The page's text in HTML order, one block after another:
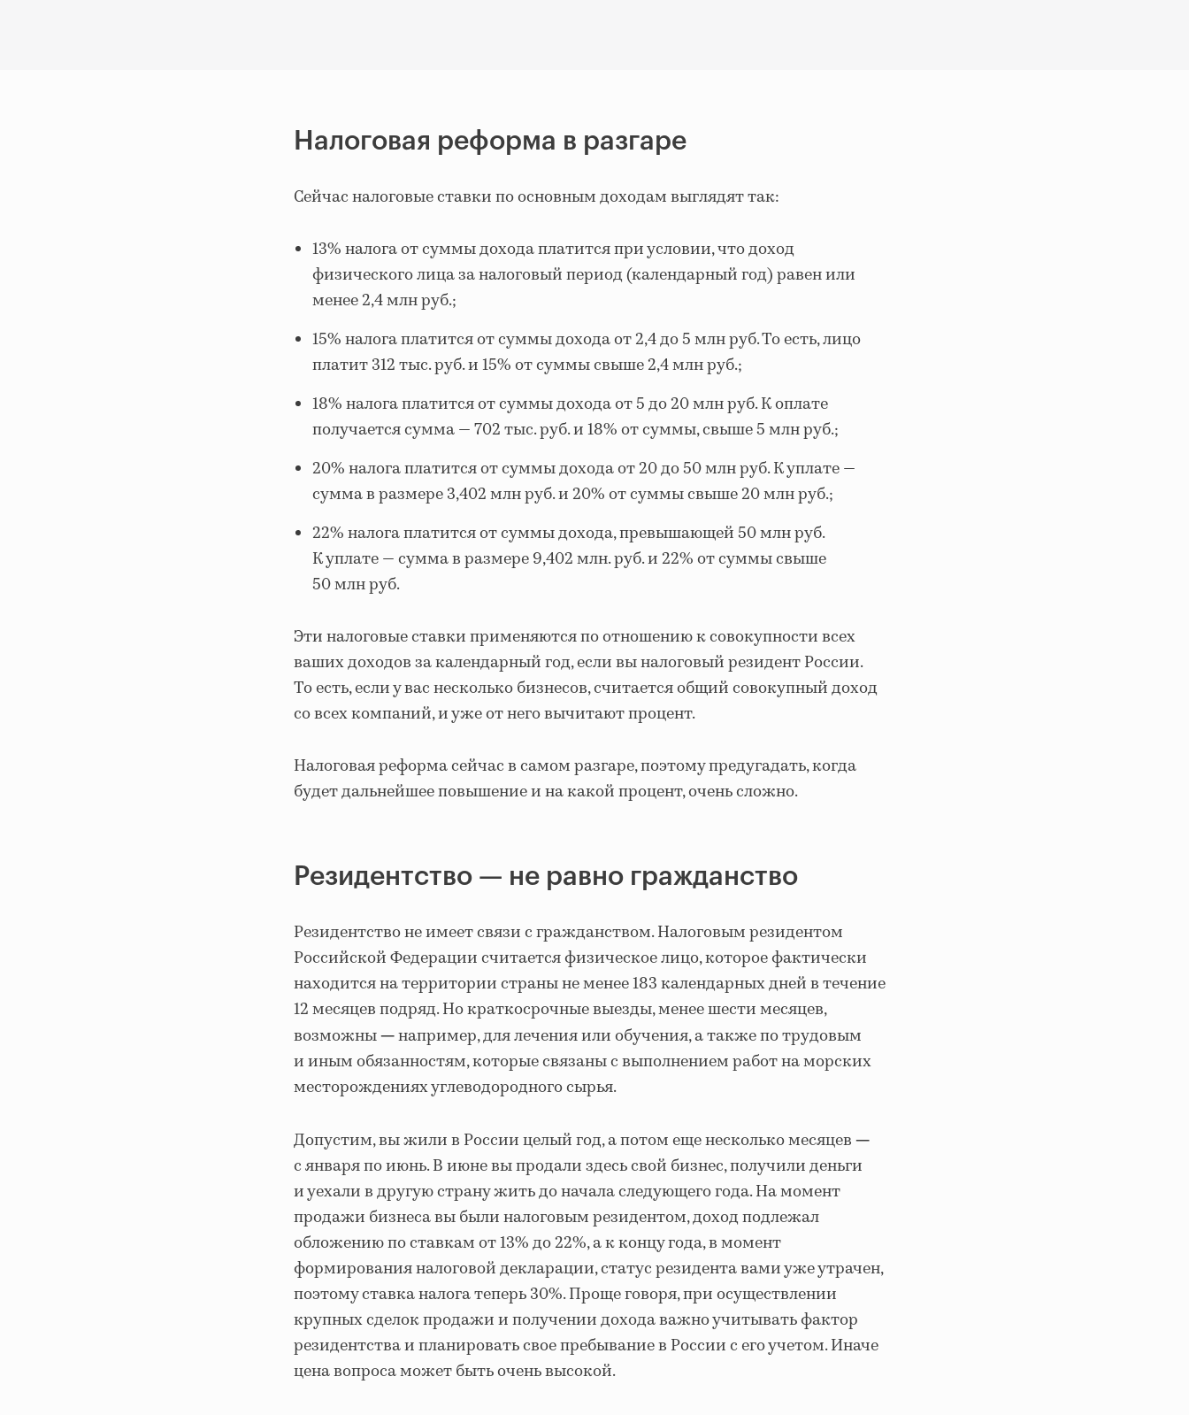
Налоговая реформа в разгаре
Сейчас налоговые ставки по основным доходам выглядят так:
13% налога от суммы дохода платится при условии, что доход
физического лица за налоговый период (календарный год) равен или
менее 2,4 млн руб.;
15% налога платится от суммы дохода от 2,4 до 5 млн руб. То есть, лицо
платит 312 тыс. руб. и 15% от суммы свыше 2,4 млн руб.;
18% налога платится от суммы дохода от 5 до 20 млн руб. К оплате
получается сумма — 702 тыс. руб. и 18% от суммы, свыше 5 млн руб.;
20% налога платится от суммы дохода от 20 до 50 млн руб. К уплате —
сумма в размере 3,402 млн руб. и 20% от суммы свыше 20 млн руб.;
22% налога платится от суммы дохода, превышающей 50 млн руб.
К уплате — сумма в размере 9,402 млн. руб. и 22% от суммы свыше
50 млн руб.
Эти налоговые ставки применяются по отношению к совокупности всех
ваших доходов за календарный год, если вы налоговый резидент России.
То есть, если у вас несколько бизнесов, считается общий совокупный доход
со всех компаний, и уже от него вычитают процент.
Налоговая реформа сейчас в самом разгаре, поэтому предугадать, когда
будет дальнейшее повышение и на какой процент, очень сложно.
Резидентство — не равно гражданство
Резидентство не имеет связи с гражданством. Налоговым резидентом
Российской Федерации считается физическое лицо, которое фактически
находится на территории страны не менее 183 календарных дней в течение
12 месяцев подряд. Но краткосрочные выезды, менее шести месяцев,
возможны — например, для лечения или обучения, а также по трудовым
и иным обязанностям, которые связаны с выполнением работ на морских
месторождениях углеводородного сырья.
Допустим, вы жили в России целый год, а потом еще несколько месяцев —
с января по июнь. В июне вы продали здесь свой бизнес, получили деньги
и уехали в другую страну жить до начала следующего года. На момент
продажи бизнеса вы были налоговым резидентом, доход подлежал
обложению по ставкам от 13% до 22%, а к концу года, в момент
формирования налоговой декларации, статус резидента вами уже утрачен,
поэтому ставка налога теперь 30%. Проще говоря, при осуществлении
крупных сделок продажи и получении дохода важно учитывать фактор
резидентства и планировать свое пребывание в России с его учетом. Иначе
цена вопроса может быть очень высокой.